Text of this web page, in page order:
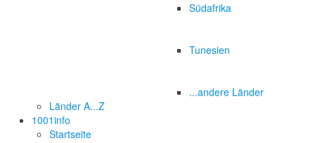
Südafrika
Tunesien
...andere Länder
Länder A...Z
1001info
Startseite